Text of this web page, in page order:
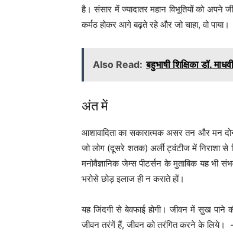
है। संसार में ज्यादातर महान विभूतियों को अपने
कर्मठ होकर आगे बढ़ते रहे और जो चाहा, वो पाया।
Also Read: बहुभाषी शिक्षिका डॉ.
अंत में
आशावादिता का सकारात्मक असर तन और मन
जो लोग (दूसरे शतक) अर्ली ट्वंटीज में निराशा से
मनोवैज्ञानिक जेम्स पीटर्सन के मुताबिक यह भी
भरोसे छोड़ इलाज ही न कराते हों।
यह जिंदगी से बेवफाई होगी। जीवन में सुख पाने
जीवन तरंगें हैं, जीवन को तरंगित करने के लिये। -